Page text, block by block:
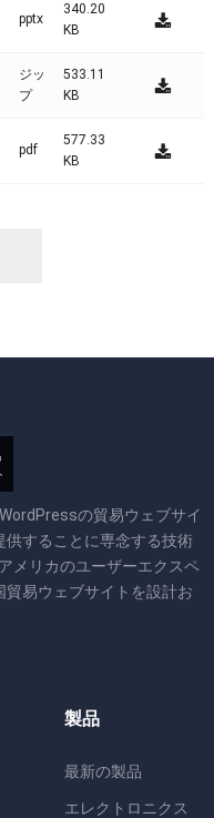
pptx
340.20
KB
ジッ
プ
533.11
KB
pdf
577.33
KB
の貿易ウェブサイ
供することに専念する技術
メリカのユーザーエクスペ
貿易ウェブサイトを設計お
製品
最新の製品
エレクトロニクス